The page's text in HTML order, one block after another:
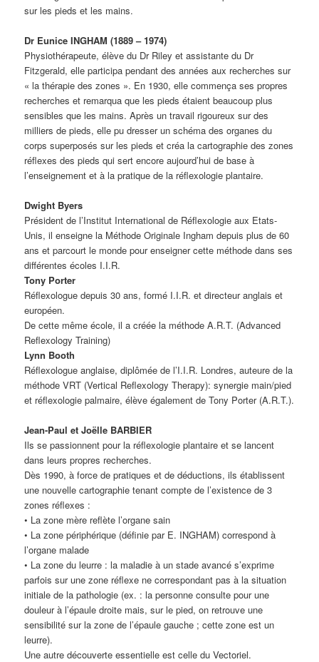
sur les pieds et les mains.
Dr Eunice INGHAM (1889 – 1974)
Physiothérapeute, élève du Dr Riley et assistante du Dr
Fitzgerald, elle participa pendant des années aux recherches sur
« la thérapie des zones ». En 1930, elle commença ses propres
recherches et remarqua que les pieds étaient beaucoup plus
sensibles que les mains. Après un travail rigoureux sur des
milliers de pieds, elle pu dresser un schéma des organes du
corps superposés sur les pieds et créa la cartographie des zones
réflexes des pieds qui sert encore aujourd’hui de base à
l’enseignement et à la pratique de la réflexologie plantaire.
Dwight Byers
Président de l’Institut International de Réflexologie aux Etats-
Unis, il enseigne la Méthode Originale Ingham depuis plus de 60
ans et parcourt le monde pour enseigner cette méthode dans ses
différentes écoles I.I.R.
Tony Porter
Réflexologue depuis 30 ans, formé I.I.R. et directeur anglais et
européen.
De cette même école, il a créée la méthode A.R.T. (Advanced
Reflexology Training)
Lynn Booth
Réflexologue anglaise, diplômée de l’I.I.R. Londres, auteure de la
méthode VRT (Vertical Reflexology Therapy): synergie main/pied
et réflexologie palmaire, élève également de Tony Porter (A.R.T.).
Jean-Paul et Joëlle BARBIER
Ils se passionnent pour la réflexologie plantaire et se lancent
dans leurs propres recherches.
Dès 1990, à force de pratiques et de déductions, ils établissent
une nouvelle cartographie tenant compte de l’existence de 3
zones réflexes :
• La zone mère reflète l’organe sain
• La zone périphérique (définie par E. INGHAM) correspond à
l’organe malade
• La zone du leurre : la maladie à un stade avancé s’exprime
parfois sur une zone réflexe ne correspondant pas à la situation
initiale de la pathologie (ex. : la personne consulte pour une
douleur à l’épaule droite mais, sur le pied, on retrouve une
sensibilité sur la zone de l’épaule gauche ; cette zone est un
leurre).
Une autre découverte essentielle est celle du Vectoriel.